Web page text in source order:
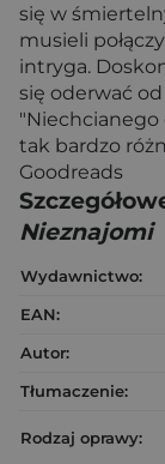
się w
musieli
intryga.
się oderwać
"Niechcianego
tak bardzo
Goodreads
Nieznajomi
Wydawnictwo:
EAN:
Autor:
Tłumaczenie:
Rodzaj oprawy: